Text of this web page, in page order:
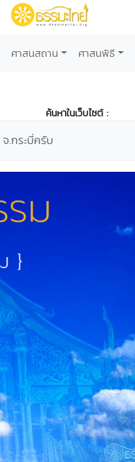
ศาสนสถาน ศาสนพิธี
ค้นหาในเว็บไซต์ :
.กระบี่ครับ